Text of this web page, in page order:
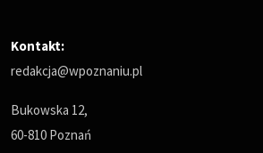
Kontakt:
redakcja@wpoznaniu.pl
Bukowska 12,
60-810 Poznań